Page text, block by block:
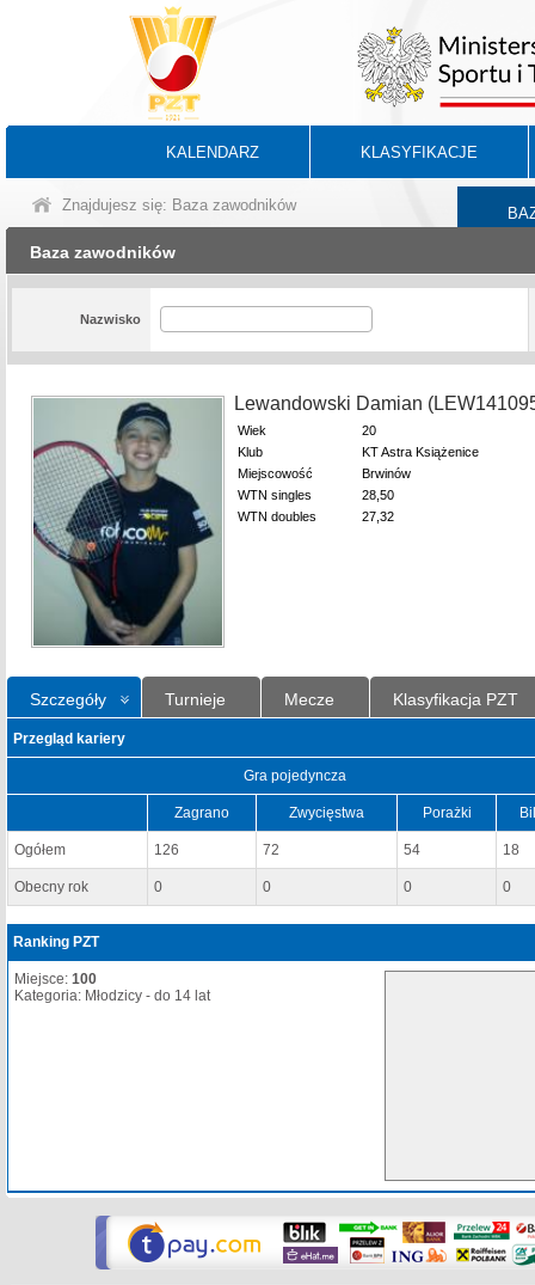
KALENDARZ KLASYFIKACJE
Znajdujesz się: Baza zawodników
Baza zawodników
Nazwisko
Lewandowski Damian
Wiek
20
Klub
KT Astra Książenice
Miejscowość
Brwinów
WTN singles
28,50
WTN doubles
27,32
Szczegóły Turnieje Mecze Klasyfikacja PZT
Przegląd kariery
Gra pojedyncza
Zagrano Zwycięstwa Porażki
Ogółem 126 72 54 18
Obecny rok 0 0 0 0
Ranking PZT
Miejsce: 100
Kategoria: Młodzicy - do 14 lat